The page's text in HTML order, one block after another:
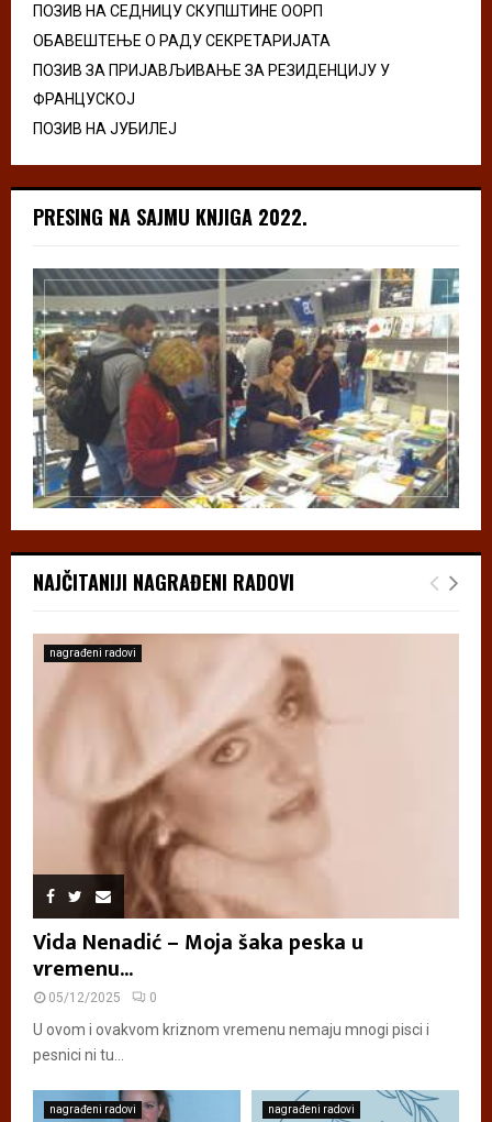
ПОЗИВ НА СЕДНИЦУ СКУПШТИНЕ ООРП
ОБАВЕШТЕЊЕ О РАДУ СЕКРЕТАРИЈАТА
ПОЗИВ ЗА ПРИЈАВЉИВАЊЕ ЗА РЕЗИДЕНЦИЈУ У
ФРАНЦУСКОЈ
ПОЗИВ НА ЈУБИЛЕЈ
PRESING NA SAJMU KNJIGA 2022.
NAJČITANIJI NAGRAĐENI RADOVI
nagrađeni radovi
Vida Nenadić – Moja šaka peska u
vremenu...
05/12/2025 0
U ovom i ovakvom kriznom vremenu nemaju mnogi pisci i
pesnici ni tu...
nagrađeni radovi nagrađeni radovi